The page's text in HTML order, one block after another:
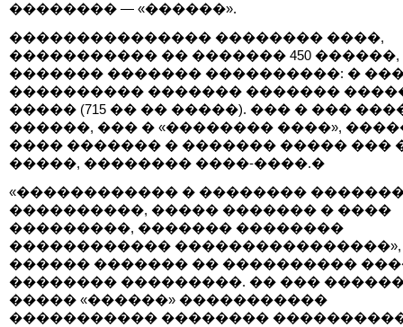
�������� — «������».
��������������� �������� ����,
����������� �� ������� 450
������� ������� ����������: �
���������� ������� �������
����� (715 �� �� �����). ��� � ���
������, ��� � «�������� ����»,
���� ������� � ������� ����� ���
�����, �������� ����-����.�
«������������ � ��������
����������, ����� ������� � ����
���������, ������� ��������
������������ ����������������»,
������ ������� �� ����������
�������� ���������. �� ���
����� «������» �����������
����������� ��������